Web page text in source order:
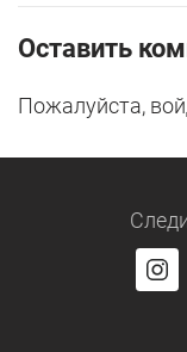
Оставить
Пожалуйста,